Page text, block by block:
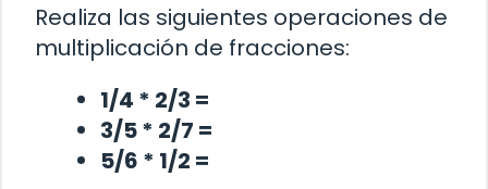
Realiza las siguientes operaciones de
multiplicación de fracciones:
1/4 * 2/3 =
3/5 * 2/7 =
5/6 * 1/2 =